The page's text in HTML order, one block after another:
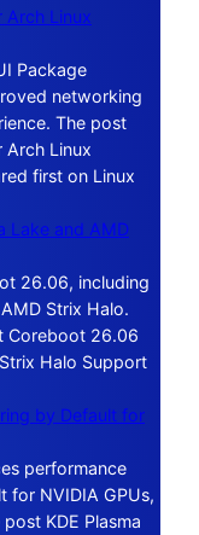
Arch Linux
Package
networking
The post
Arch Linux
first on Linux
Lake and AMD
26.06, including
Strix Halo.
Coreboot 26.06
Halo Support
by Default for
performance
for NVIDIA GPUs,
KDE Plasma